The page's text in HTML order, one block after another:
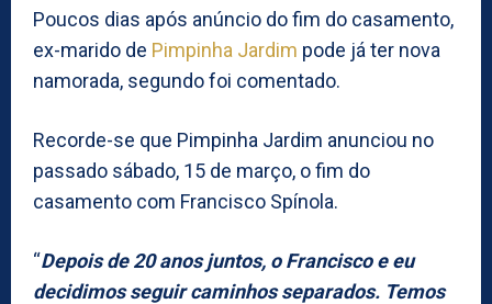
Poucos dias após anúncio do fim do casamento,
ex-marido de Pimpinha Jardim pode já ter nova
namorada, segundo foi comentado.
Recorde-se que Pimpinha Jardim anunciou no
passado sábado, 15 de março, o fim do
casamento com Francisco Spínola.
“Depois de 20 anos juntos, o Francisco e eu
decidimos seguir caminhos separados. Temos